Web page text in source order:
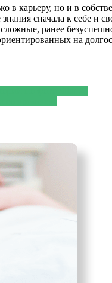
карьеру, но и в
сначала к себе и
ранее
на